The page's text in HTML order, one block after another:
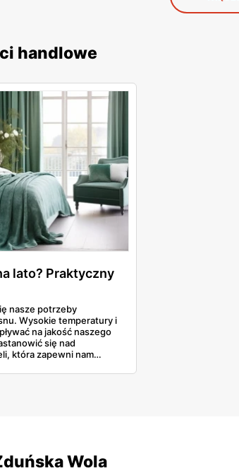
handlowe
lato? Praktyczny
nasze potrzeby
Wysokie temperatury i
na jakość naszego
się nad
która zapewni nam
Wola